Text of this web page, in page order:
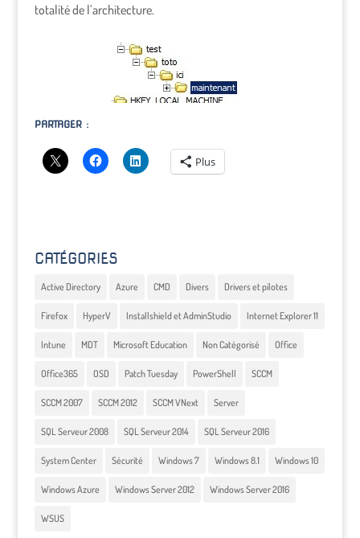
totalité de l’architecture.
PARTAGER :
Plus
CATÉGORIES
Active Directory Azure CMD Divers Drivers et pilotes
Firefox HyperV Installshield et AdminStudio Internet Explorer 11
Intune MDT Microsoft Education Non Catégorisé Office
Office365 OSD Patch Tuesday PowerShell SCCM
SCCM 2007 SCCM 2012 SCCM VNext Server
SQL Serveur 2008 SQL Serveur 2014 SQL Serveur 2016
System Center Sécurité Windows 7 Windows 8.1 Windows 10
Windows Azure Windows Server 2012 Windows Server 2016
WSUS